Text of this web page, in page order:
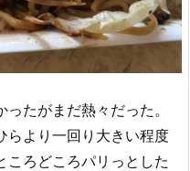
たがまだ熱々だった。
らより一回り大きい程度
ころどころパリっとした